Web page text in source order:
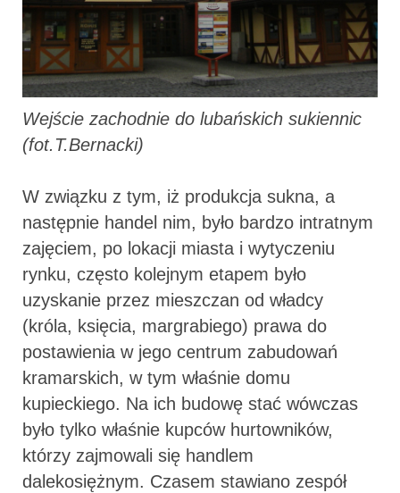
Wejście zachodnie do lubańskich sukiennic
(fot.T.Bernacki)
W związku z tym, iż produkcja sukna, a
następnie handel nim, było bardzo intratnym
zajęciem, po lokacji miasta i wytyczeniu
rynku, często kolejnym etapem było
uzyskanie przez mieszczan od władcy
(króla, księcia, margrabiego) prawa do
postawienia w jego centrum zabudowań
kramarskich, w tym właśnie domu
kupieckiego. Na ich budowę stać wówczas
było tylko właśnie kupców hurtowników,
którzy zajmowali się handlem
dalekosiężnym. Czasem stawiano zespół